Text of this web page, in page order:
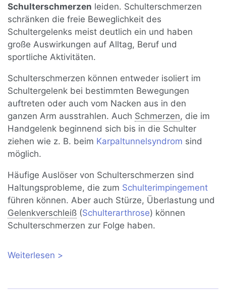
Schulterschmerzen leiden. Schulterschmerzen
schränken die freie Beweglichkeit des
Schultergelenks meist deutlich ein und haben
große Auswirkungen auf Alltag, Beruf und
sportliche Aktivitäten.
Schulterschmerzen können entweder isoliert im
Schultergelenk bei bestimmten Bewegungen
auftreten oder auch vom Nacken aus in den
ganzen Arm ausstrahlen. Auch Schmerzen, die im
Handgelenk beginnend sich bis in die Schulter
ziehen wie z. B. beim Karpaltunnelsyndrom sind
möglich.
Häufige Auslöser von Schulterschmerzen sind
Haltungsprobleme, die zum Schulterimpingement
führen können. Aber auch Stürze, Überlastung und
Gelenkverschleiß (Schulterarthrose) können
Schulterschmerzen zur Folge haben.
Weiterlesen über Schulterschmerzen: Ursachen,